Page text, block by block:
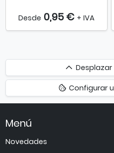
Desde 0,95 € + IVA
Desplazar
hacia
arriba
Configurar
Menú
Novedades